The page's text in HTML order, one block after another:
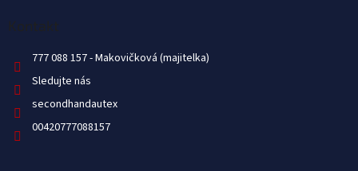
Kontakt
777 088 157
Sledujte nás
secondhandautex
00420777088157